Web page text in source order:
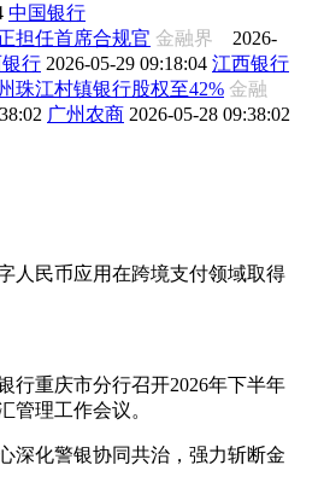
中国银行
担任首席合规官 金融界 2026-
行 2026-05-29 09:18:04 江西银行
珠江村镇银行股权至42% 金融
广州农商 2026-05-28 09:38:02
人民币应用在跨境支付领域取得
行重庆市分行召开2026年下半年
管理工作会议。
深化警银协同共治，强力斩断金